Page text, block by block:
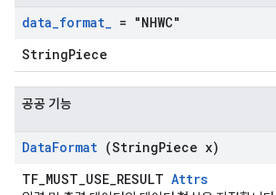
data_format_ = "NHWC"
StringPiece
공공 기능
DataFormat (StringPiece x)
TF_MUST_USE_RESULT Attrs